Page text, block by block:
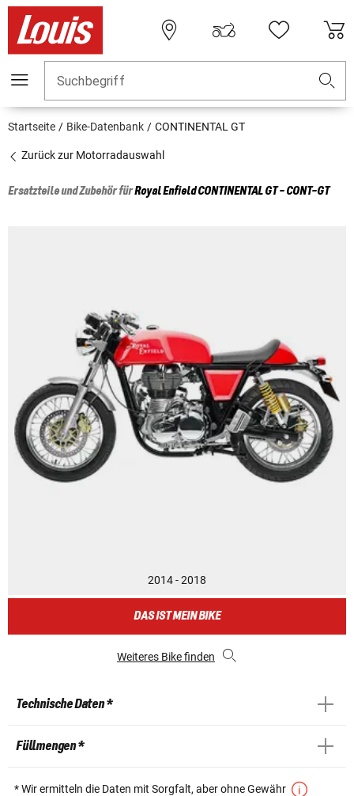
Suchbegriff
Startseite Bike-Datenbank CONTINENTAL GT
Zurück zur Motorradauswahl
Ersatzteile und Zubehör fürRoyal EnfieldCONTINENTAL GT - CONT-GT
2014 - 2018
DAS IST MEIN BIKE
Weiteres Bike finden
Technische Daten *
Füllmengen *
* Wir ermitteln die Daten mit Sorgfalt, aber ohne Gewähr